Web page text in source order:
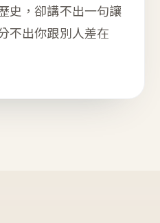
史，卻講不出一句讓
不出你跟別人差在